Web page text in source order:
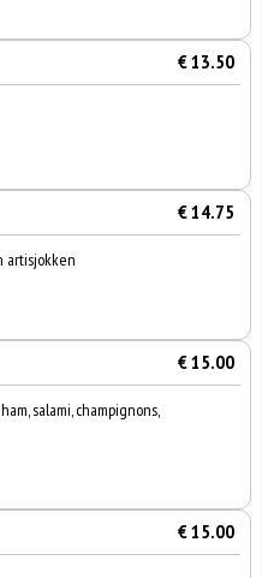
€ 13.50
€ 14.75
artisjokken
€ 15.00
salami, champignons,
€ 15.00